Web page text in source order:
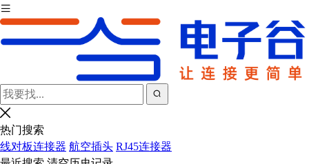
热门搜索
线对板连接器 航空插头 RJ45连接器